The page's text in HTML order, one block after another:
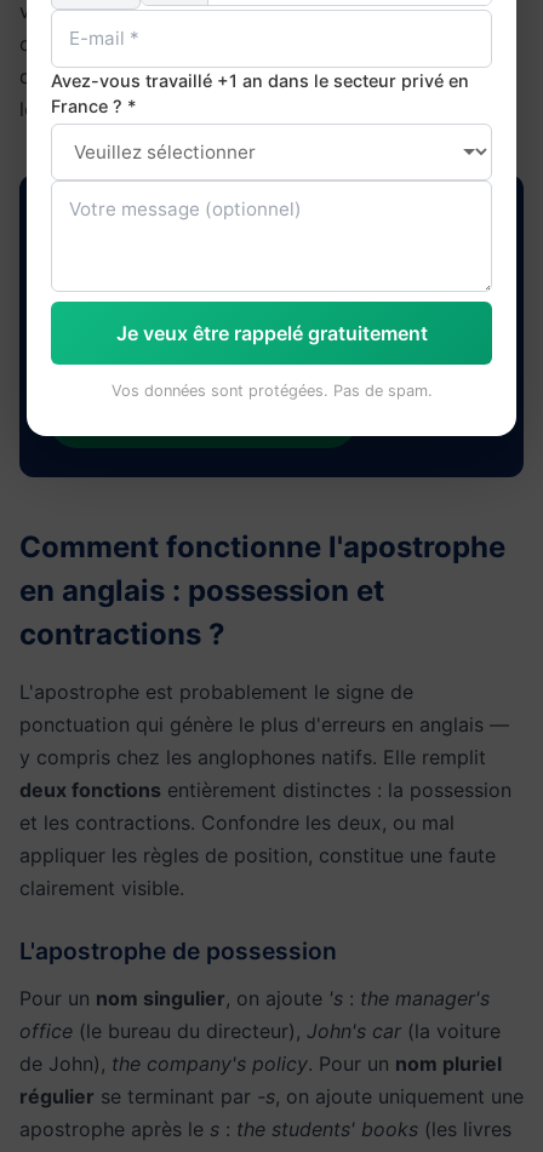
virgule d'Oxford dans la législation du Maine. Les
chauffeurs-livreurs ont obtenu 10 millions de dollars
de dommages en raison d'une liste ambiguë dans la
loi. La ponctuation a un coût réel.
Maîtrisez la rédaction professionnelle en
Ponctuation, grammaire, emails pro — formateurs natifs,
18 h/palier, 100 % finançable CPF.
Comment fonctionne l'apostrophe
en anglais : possession et
contractions ?
L'apostrophe est probablement le signe de
ponctuation qui génère le plus d'erreurs en anglais —
y compris chez les anglophones natifs. Elle remplit
deux fonctions entièrement distinctes : la possession
et les contractions. Confondre les deux, ou mal
appliquer les règles de position, constitue une faute
clairement visible.
L'apostrophe de possession
Pour un nom singulier, on ajoute 's : the manager's
office (le bureau du directeur), John's car (la voiture
de John), the company's policy. Pour un nom pluriel
régulier se terminant par -s, on ajoute uniquement une
apostrophe après le s : the students' books (les livres
Avez-vous travaillé +1 an dans le secteur privé en
France ? *
Je veux être rappelé gratuitement
Vos données sont protégées. Pas de spam.